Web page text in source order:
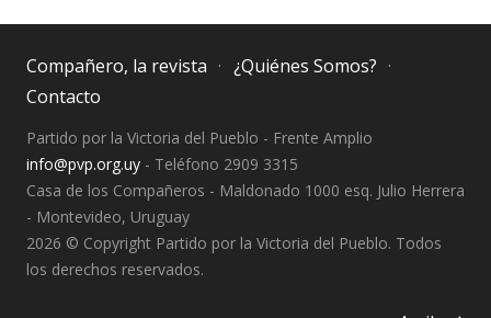
Compañero, la revista
¿Quiénes Somos?
Contacto
Partido por la Victoria del Pueblo - Frente Amplio
info@pvp.org.uy - Teléfono 2909 3315
Casa de los Compañeros - Maldonado 1000 esq. Julio Herrera
- Montevideo, Uruguay
2026 © Copyright Partido por la Victoria del Pueblo. Todos
los derechos reservados.